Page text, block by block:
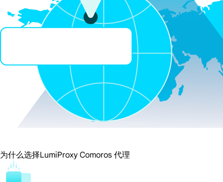
为什么选择LumiProxy Comoros 代理